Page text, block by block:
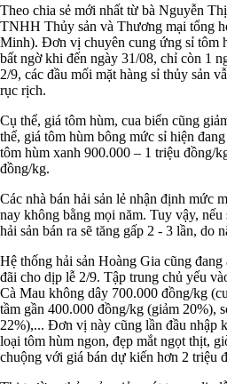
Theo chia sẻ mới nhất từ bà Nguyễn
TNHH Thủy sản và Thương mại tổng
Minh). Đơn vị chuyên cung ứng sỉ tôm
bất ngờ khi đến ngày 31/08, chỉ còn 1
2/9, các đầu mối mặt hàng sỉ thủy sản
rục rịch.
Cụ thể, giá tôm hùm, cua biển cũng
thể, giá tôm hùm bông mức sỉ hiện
tôm hùm xanh 900.000 – 1 triệu đồng/
đồng/kg.
Các nhà bán hải sản lẻ nhận định mức
nay không bằng mọi năm. Tuy vậy,
hải sản bán ra sẽ tăng gấp 2 - 3 lần, do
Hệ thống hải sản Hoàng Gia cũng
đãi cho dịp lễ 2/9. Tập trung chủ yếu
Cà Mau không dây 700.000 đồng/kg
tầm gần 400.000 đồng/kg (giảm 20%),
22%),... Đơn vị này cũng lần đầu nhập
loại tôm hùm ngon, đẹp mắt ngọt thịt,
chuộng với giá bán dự kiến hơn 2 triệu